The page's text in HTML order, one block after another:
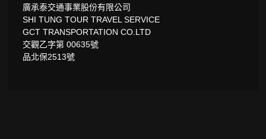
廣承泰交通事業股份有限公司
SHI TUNG TOUR TRAVEL SERVICE
GCT TRANSPORTATION CO.LTD
交觀乙字第 00635號
品北保2513號